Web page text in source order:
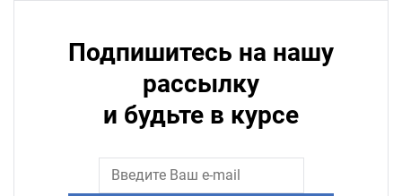
Подпишитесь на нашу
рассылку
и будьте в курсе